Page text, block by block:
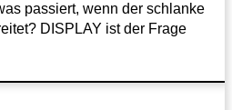
passiert, wenn der schlanke
DISPLAY ist der Frage